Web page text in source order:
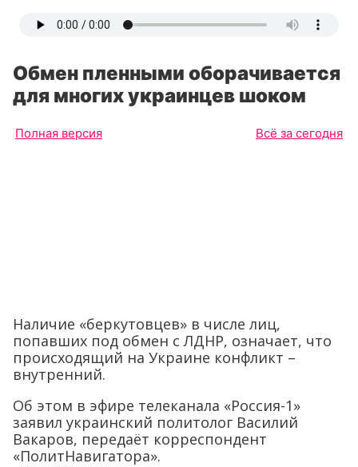
Обмен пленными оборачивается
для многих украинцев шоком
Полная версия Всё за сегодня
Наличие «беркутовцев» в числе лиц,
попавших под обмен с ЛДНР, означает, что
происходящий на Украине конфликт –
внутренний.
Об этом в эфире телеканала «Россия-1»
заявил украинский политолог Василий
Вакаров, передаёт корреспондент
«ПолитНавигатора».